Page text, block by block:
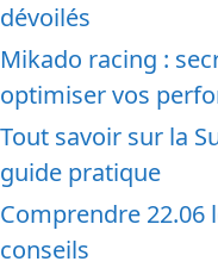
dévoilés
Mikado racing :
optimiser vos
Tout savoir sur la
guide pratique
Comprendre 22.06
conseils